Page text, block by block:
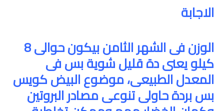
الاجابة
الوزن فى الشهر الثامن بيكون حوالى 8
كيلو يعنى دة قليل شوية بس فى
المعدل الطبيعى، موضوع البيض كويس
بس بردة حاولى تنوعى مصادر البروتين